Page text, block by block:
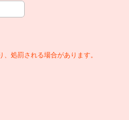
処罰される場合があります。